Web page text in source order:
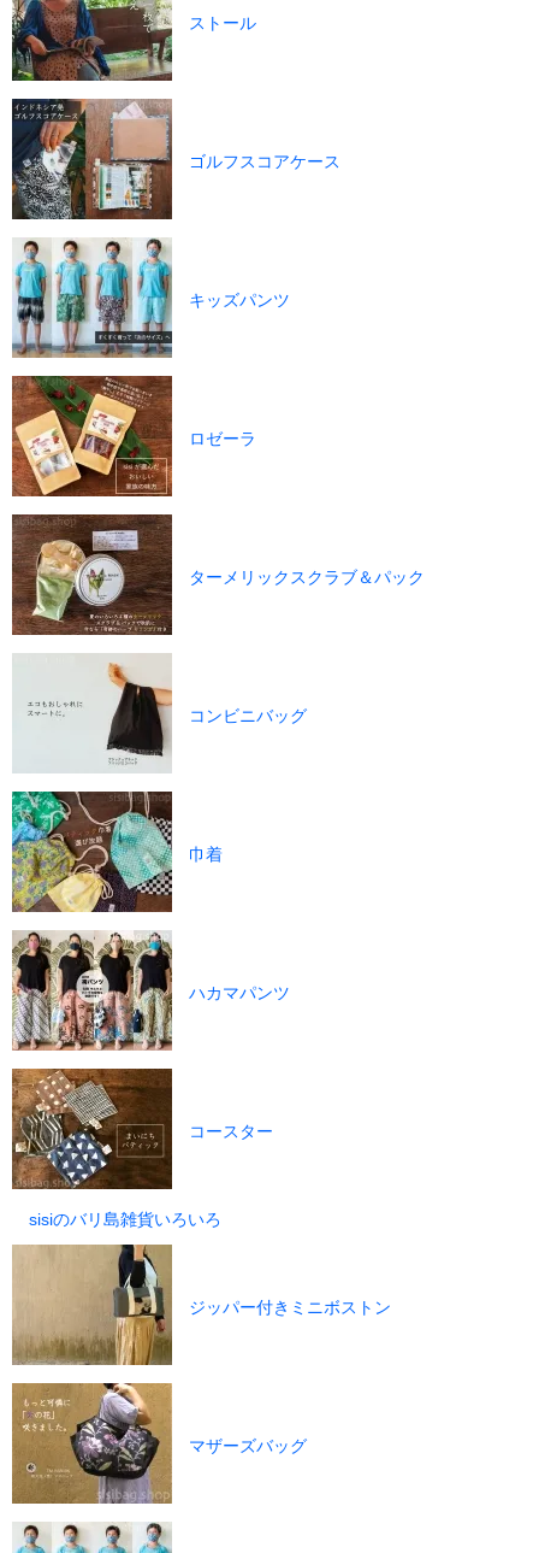
ストール
ゴルフスコアケース
キッズパンツ
ロゼーラ
ターメリックスクラブ＆パック
コンビニバッグ
巾着
ハカマパンツ
コースター
sisiのバリ島雑貨いろいろ
ジッパー付きミニボストン
マザーズバッグ